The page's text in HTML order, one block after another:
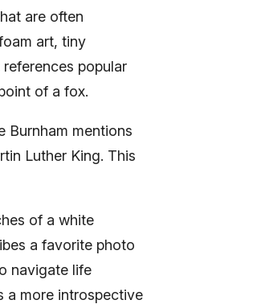
are often
art, tiny
popular
of a fox.
Burnham mentions
Luther King. This
of a white
a favorite photo
navigate life
a more introspective